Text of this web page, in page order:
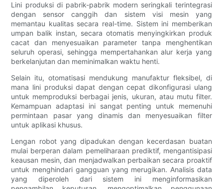
Lini produksi di pabrik-pabrik modern seringkali terintegrasi
dengan sensor canggih dan sistem visi mesin yang
memantau kualitas secara real-time. Sistem ini memberikan
umpan balik instan, secara otomatis menyingkirkan produk
cacat dan menyesuaikan parameter tanpa menghentikan
seluruh operasi, sehingga mempertahankan alur kerja yang
berkelanjutan dan meminimalkan waktu henti.
Selain itu, otomatisasi mendukung manufaktur fleksibel, di
mana lini produksi dapat dengan cepat dikonfigurasi ulang
untuk memproduksi berbagai jenis, ukuran, atau mutu filter.
Kemampuan adaptasi ini sangat penting untuk memenuhi
permintaan pasar yang dinamis dan menyesuaikan filter
untuk aplikasi khusus.
Lengan robot yang dipadukan dengan kecerdasan buatan
mulai berperan dalam pemeliharaan prediktif, mengantisipasi
keausan mesin, dan menjadwalkan perbaikan secara proaktif
untuk menghindari gangguan yang merugikan. Analisis data
yang diperoleh dari sistem ini menginformasikan